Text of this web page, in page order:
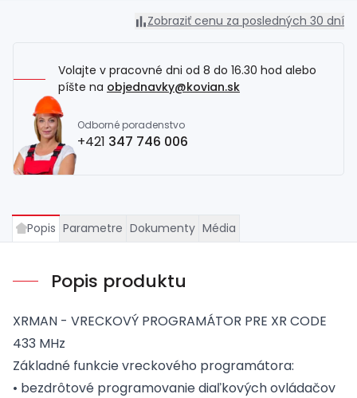
Zobraziť cenu za posledných 30 dní
Volajte v pracovné dni od 8 do 16.30 hod alebo
píšte na objednavky@kovian.sk
Odborné poradenstvo
+421 347 746 006
Popis Parametre Dokumenty Média
Popis produktu
XRMAN - VRECKOVÝ PROGRAMÁTOR PRE XR CODE
433 MHz
Základné funkcie vreckového programátora:
• bezdrôtové programovanie diaľkových ovládačov